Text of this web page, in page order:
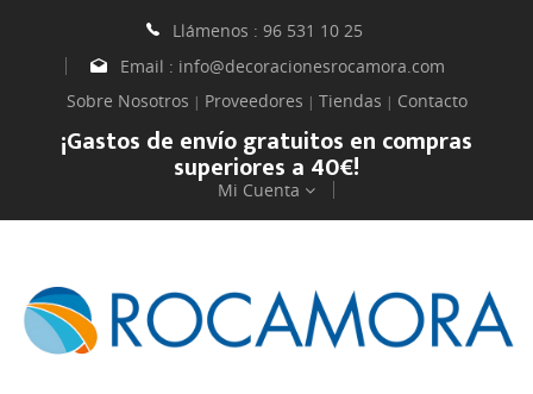
Llámenos : 96 531 10 25
Email : info@decoracionesrocamora.com
Sobre Nosotros | Proveedores | Tiendas | Contacto
¡Gastos de envío gratuitos en compras
superiores a 40€!
Mi Cuenta